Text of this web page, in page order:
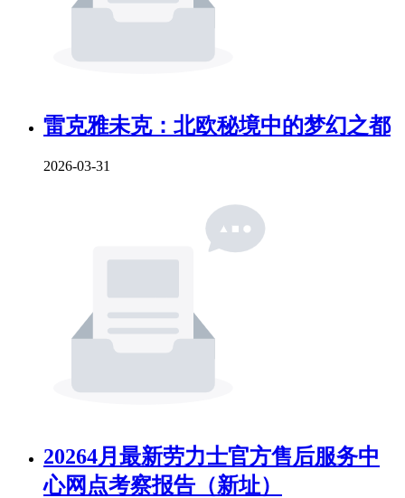
雷克雅未克：北欧秘境中的梦幻之都
2026-03-31
20264月最新劳力士官方售后服务中
心网点考察报告（新址）